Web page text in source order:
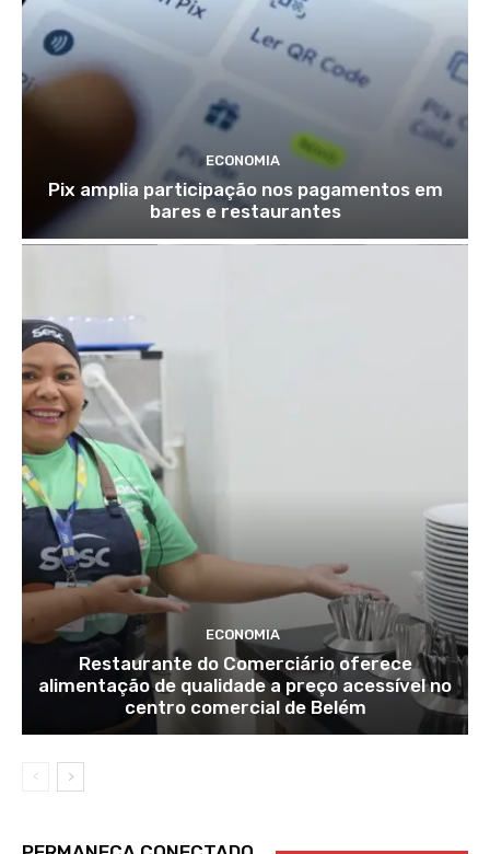
ECONOMIA
Pix amplia participação nos pagamentos em
bares e restaurantes
ECONOMIA
Restaurante do Comerciário oferece
alimentação de qualidade a preço acessível no
centro comercial de Belém